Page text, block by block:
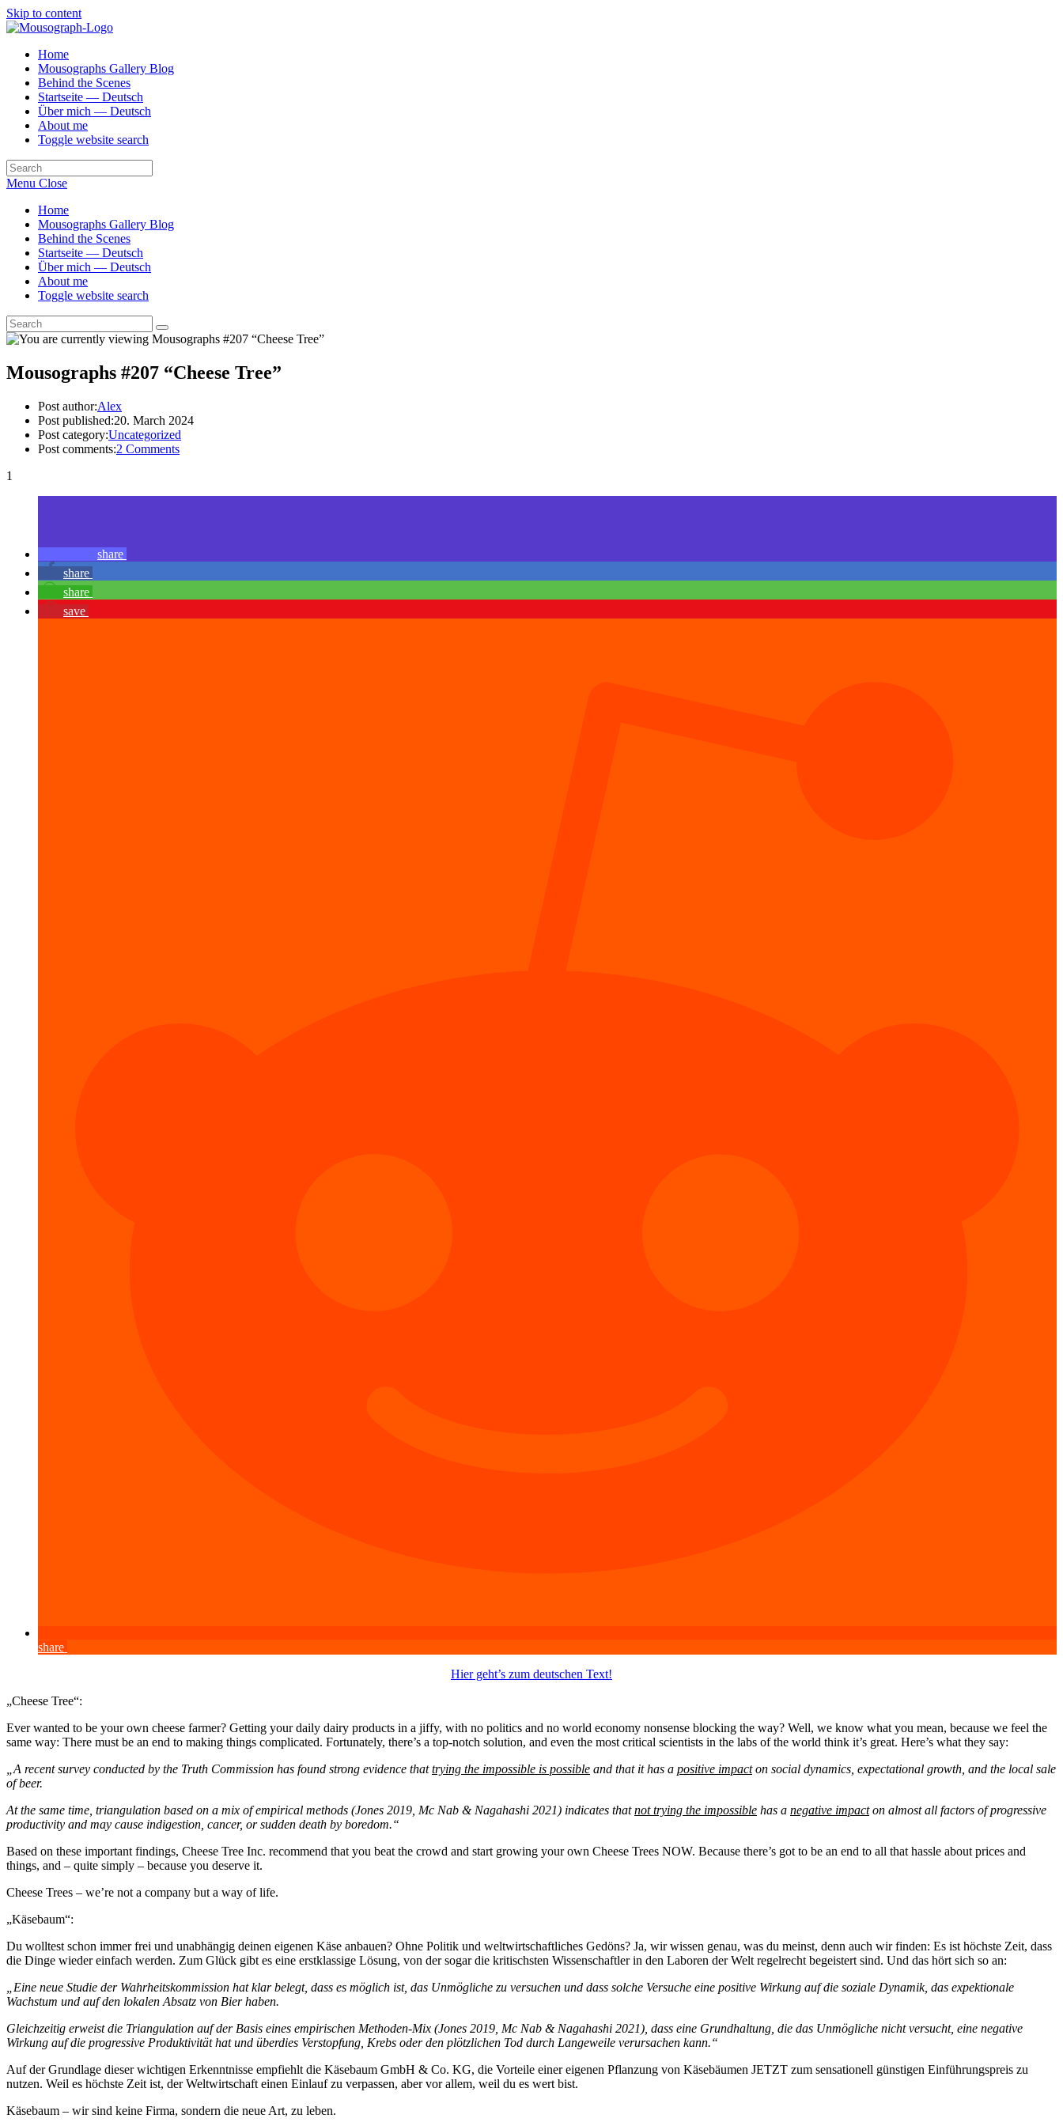
Skip to content
Home
Mousographs Gallery Blog
Behind the Scenes
Startseite — Deutsch
Über mich — Deutsch
About me
Toggle website search
Menu Close
Home
Mousographs Gallery Blog
Behind the Scenes
Startseite — Deutsch
Über mich — Deutsch
About me
Toggle website search
Mousographs #207 “Cheese Tree”
Post author:Alex
Post published:20. March 2024
Post category:Uncategorized
Post comments:2 Comments
1
share
share
share
save
share
Hier geht’s zum deutschen Text!
„Cheese Tree“:
Ever wanted to be your own cheese farmer? Getting your daily dairy products in a jiffy, with no politics and no world economy nonsense blocking the way? Well, we know what you mean, because we feel the
same way: There must be an end to making things complicated. Fortunately, there’s a top-notch solution, and even the most critical scientists in the labs of the world think it’s great. Here’s what they say:
„A recent survey conducted by the Truth Commission has found strong evidence thattrying the impossible is possible and that it has a positive impacton social dynamics, expectational growth, and the local sale
of beer.
At the same time, triangulation based on a mix of empirical methods (Jones 2019, Mc Nab & Nagahashi 2021) indicates thatnottrying the impossible has a negative impacton almost all factors of progressive
productivity and may cause indigestion, cancer, or sudden death by boredom.“
Based on these important findings, Cheese Tree Inc. recommend that you beat the crowd and start growing your own Cheese Trees NOW. Because there’s got to be an end to all that hassle about prices and
things, and – quite simply – because you deserve it.
Cheese Trees – we’re not a company but a way of life.
„Käsebaum“:
Du wolltest schon immer frei und unabhängig deinen eigenen Käse anbauen? Ohne Politik und weltwirtschaftliches Gedöns? Ja, wir wissen genau, was du meinst, denn auch wir finden: Es ist höchste Zeit, dass
die Dinge wieder einfach werden. Zum Glück gibt es eine erstklassige Lösung, von der sogar die kritischsten Wissenschaftler in den Laboren der Welt regelrecht begeistert sind. Und das hört sich so an:
„Eine neue Studie der Wahrheitskommission hat klar belegt, dass es möglich ist, das Unmögliche zu versuchen und dass solche Versuche eine positive Wirkung auf die soziale Dynamik, das expektionale
Wachstum und auf den lokalen Absatz von Bier haben.
Gleichzeitig erweist die Triangulation auf der Basis eines empirischen Methoden-Mix (Jones 2019, Mc Nab & Nagahashi 2021), dass eine Grundhaltung, die das Unmögliche nicht versucht, eine negative
Wirkung auf die progressive Produktivität hat und überdies Verstopfung, Krebs oder den plötzlichen Tod durch Langeweile verursachen kann.“
Auf der Grundlage dieser wichtigen Erkenntnisse empfiehlt die Käsebaum GmbH & Co. KG, die Vorteile einer eigenen Pflanzung von Käsebäumen JETZT zum sensationell günstigen Einführungspreis zu
nutzen. Weil es höchste Zeit ist, der Weltwirtschaft einen Einlauf zu verpassen, aber vor allem, weil du es wert bist.
Käsebaum – wir sind keine Firma, sondern die neue Art, zu leben.